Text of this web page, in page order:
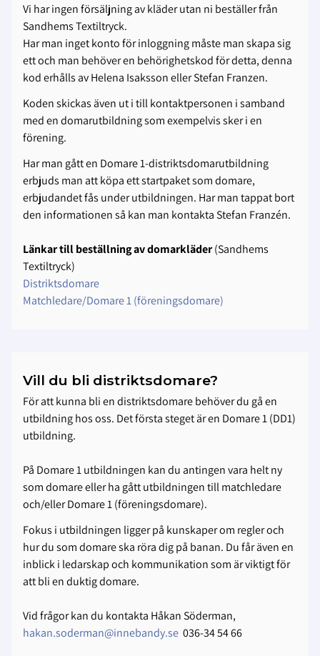
Vi har ingen försäljning av kläder utan ni beställer från
Sandhems Textiltryck.
Har man inget konto för inloggning måste man skapa sig
ett och man behöver en behörighetskod för detta, denna
kod erhålls av Helena Isaksson eller Stefan Franzen.
Koden skickas även ut i till kontaktpersonen i samband
med en domarutbildning som exempelvis sker i en
förening.
Har man gått en Domare 1-distriktsdomarutbildning
erbjuds man att köpa ett startpaket som domare,
erbjudandet fås under utbildningen. Har man tappat bort
den informationen så kan man kontakta Stefan Franzén.
Länkar till beställning av domarkläder(Sandhems
Textiltryck)
Distriktsdomare
Matchledare/Domare 1 (föreningsdomare)
Vill du bli distriktsdomare?
För att kunna bli en distriktsdomare behöver du gå en
utbildning hos oss. Det första steget är en Domare 1 (DD1)
utbildning.
På Domare 1 utbildningen kan du antingen vara helt ny
som domare eller ha gått utbildningen till matchledare
och/eller Domare 1 (föreningsdomare).
Fokus i utbildningen ligger på kunskaper om regler och
hur du som domare ska röra dig på banan. Du får även en
inblick i ledarskap och kommunikation som är viktigt för
att bli en duktig domare.
Vid frågor kan du kontakta Håkan Söderman,
hakan.soderman@innebandy.se 036-34 54 66